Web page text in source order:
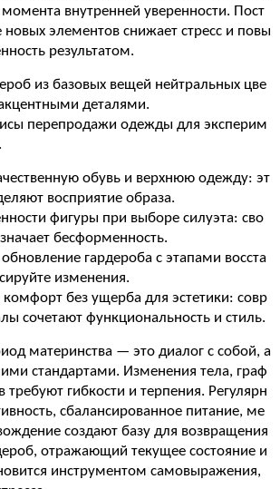
внутренней уверенности. Пост
новых элементов снижает стресс и повы
результатом.
из базовых вещей нейтральных цве
деталями.
перепродажи одежды для эксперим
обувь и верхнюю одежду: эт
восприятие образа.
фигуры при выборе силуэта: сво
бесформенность.
гардероба с этапами восста
изменения.
без ущерба для эстетики: совр
сочетают функциональность и стиль.
материнства — это диалог с собой, а
стандартами. Изменения тела, граф
требуют гибкости и терпения. Регулярн
сбалансированное питание, ме
создают базу для возвращения
отражающий текущее состояние и
инструментом самовыражения,